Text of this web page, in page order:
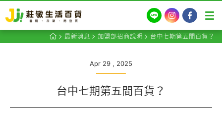
LINE InstagramFacebook
最新消息 加盟部招商說明 台中七期第五間百貨？
Apr 29 , 2025
台中七期第五間百貨？